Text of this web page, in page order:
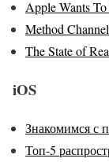
Apple Wants
Method
The State of
iOS
Знакомимся с
Топ-5